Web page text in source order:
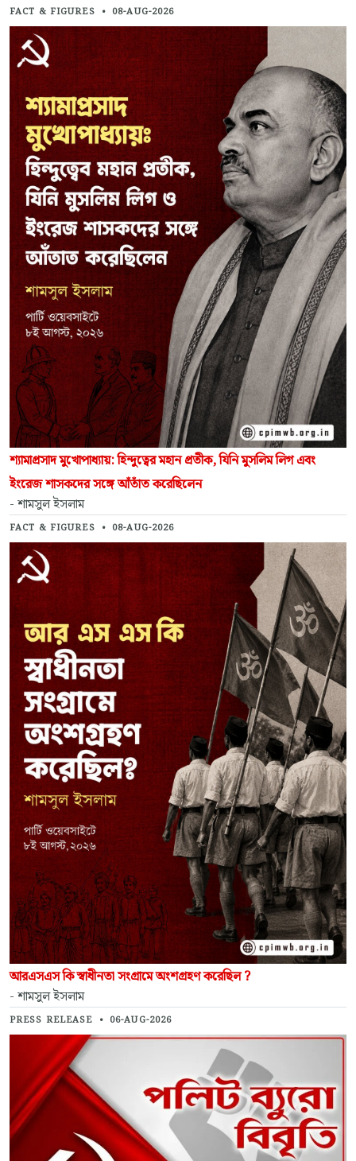
FACT & FIGURES • 08-AUG-2026
শ্যামাপ্রসাদ মুখোপাধ্যায়: হিন্দুত্বের মহান প্রতীক, যিনি মুসলিম লিগ এবং
ইংরেজ শাসকদের সঙ্গে আঁতাঁত করেছিলেন
- শামসুল ইসলাম
FACT & FIGURES • 08-AUG-2026
আরএসএস কি স্বাধীনতা সংগ্রামে অংশগ্রহণ করেছিল ?
- শামসুল ইসলাম
PRESS RELEASE • 06-AUG-2026